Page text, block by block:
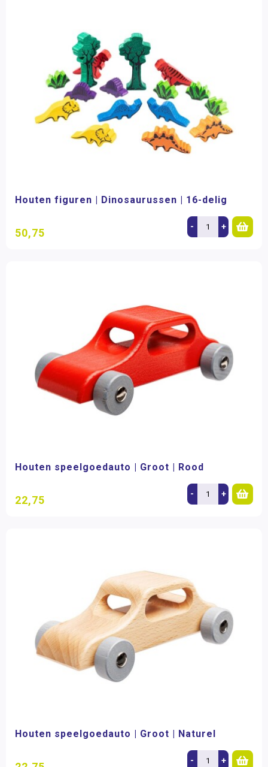
Houten figuren | Dinosaurussen | 16-delig
50,75 - +
Houten speelgoedauto | Groot | Rood
22,75 - +
Houten speelgoedauto | Groot | Naturel
- +